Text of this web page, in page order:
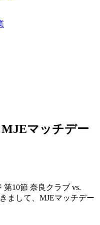
マッチデー
第10節 奈良クラブ vs.
まして、MJEマッチデー